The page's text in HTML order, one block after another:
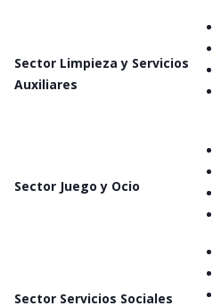
Sector Limpieza y Servicios
Auxiliares
Sector Juego y Ocio
Sector Servicios Sociales